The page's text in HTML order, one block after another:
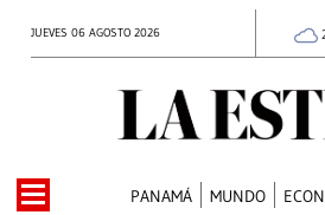
JUEVES 06 AGOSTO 2026
PANAMÁ MUNDO